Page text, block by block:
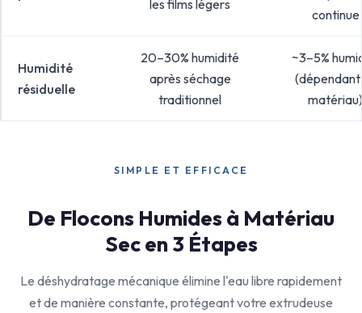
les films légers
continue
Humidité
résiduelle
20–30% humidité
après séchage
traditionnel
~3–5%
(dépendant
matériau)
SIMPLE ET EFFICACE
De Flocons Humides à Matériau
Sec en 3 Étapes
Le déshydratage mécanique élimine l'eau libre rapidement
et de manière constante, protégeant votre extrudeuse